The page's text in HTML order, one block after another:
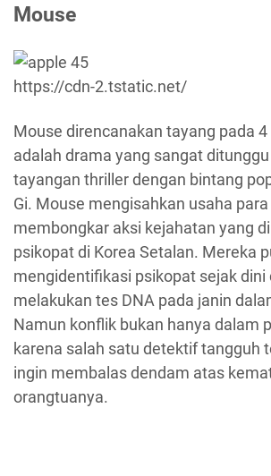
Mouse
https://cdn-2.tstatic.net/
Mouse direncanakan tayang pada
adalah drama yang sangat
tayangan thriller dengan bintang
Gi. Mouse mengisahkan usaha
membongkar aksi kejahatan yang
psikopat di Korea Setalan. Mereka
mengidentifikasi psikopat sejak dini
melakukan tes DNA pada janin
Namun konflik bukan hanya dalam
karena salah satu detektif tangguh
ingin membalas dendam atas
orangtuanya.